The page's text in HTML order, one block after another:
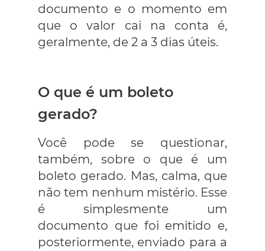
documento e o momento em
que o valor cai na conta é,
geralmente, de 2 a 3 dias úteis.
O que é um boleto
gerado?
Você pode se questionar,
também, sobre o que é um
boleto gerado. Mas, calma, que
não tem nenhum mistério. Esse
é simplesmente um
documento que foi emitido e,
posteriormente, enviado para a